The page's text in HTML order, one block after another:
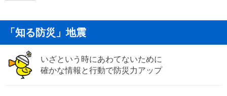
「知る防災」地震
いざという時にあわてないために
確かな情報と行動で防災力アップ